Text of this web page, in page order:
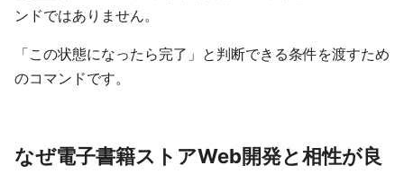
ンドではありません。
「この状態になったら完了」と判断できる条件を渡すため
のコマンドです。
なぜ電子書籍ストアWeb開発と相性が良